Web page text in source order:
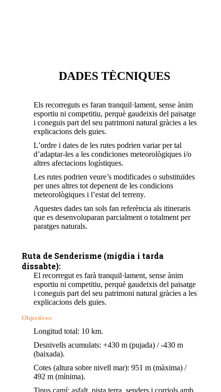
DADES TÈCNIQUES
Els recorreguts es faran tranquil·lament, sense ànim
esportiu ni competitiu, perquè gaudeixis del paisatge
i coneguis part del seu patrimoni natural gràcies a les
explicacions dels guies.
L’ordre i dates de les rutes podrien variar per tal
d’adaptar-les a les condiciones meteorològiques i/o
altres afectacions logístiques.
Les rutes podrien veure’s modificades o substituïdes
per unes altres tot depenent de les condicions
meteorològiques i l’estat del terreny.
Aquestes dades tan sols fan referència als itineraris
que es desenvoluparan parcialment o totalment per
paratges naturals.
Ruta de Senderisme (migdia i tarda
dissabte):
El recorregut es farà tranquil·lament, sense ànim
esportiu ni competitiu, perquè gaudeixis del paisatge
i coneguis part del seu patrimoni natural gràcies a les
explicacions dels guies.
Objectives:
Longitud total: 10 km.
Desnivells acumulats: +430 m (pujada) / -430 m
(baixada).
Cotes (altura sobre nivell mar): 951 m (màxima) /
492 m (mínima).